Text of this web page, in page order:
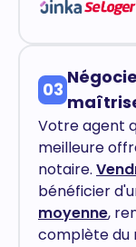
03
Votre agent
meilleure
notaire.
bénéficier
moyenne,
complète du